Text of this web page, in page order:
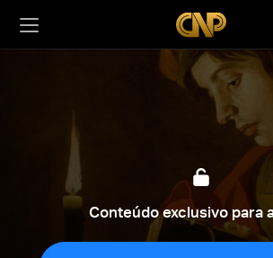
Conteúdo exclusivo para